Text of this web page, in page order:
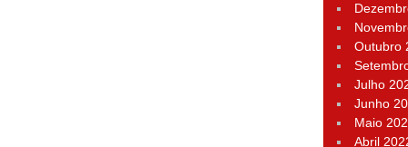
Outubro
Julho
Junho
Maio
Abril